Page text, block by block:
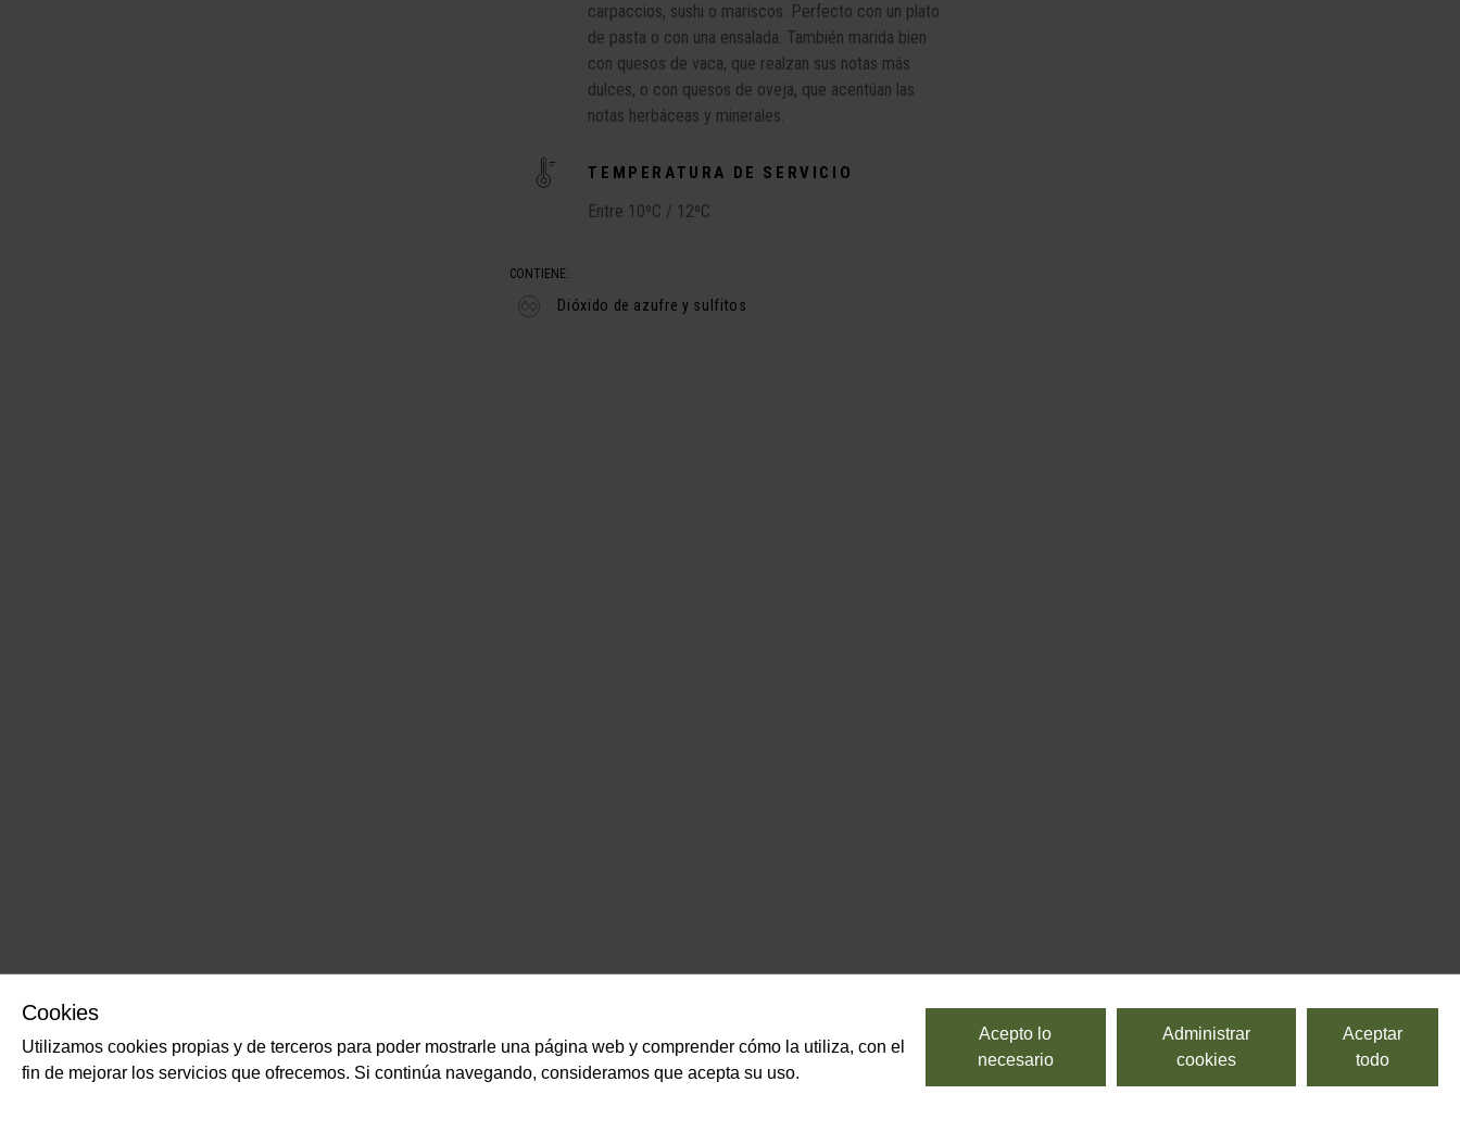
carpaccios, sushi o mariscos. Perfecto con un plato
de pasta o con una ensalada. También marida bien
con quesos de vaca, que realzan sus notas más
dulces, o con quesos de oveja, que acentúan las
notas herbáceas y minerales.
TEMPERATURA DE SERVICIO
Entre 10ºC / 12ºC
CONTIENE:
Dióxido de azufre y sulfitos
Cookies
Utilizamos cookies propias y de terceros para poder mostrarle una página web y comprender cómo la utiliza, con el
fin de mejorar los servicios que ofrecemos. Si continúa navegando, consideramos que acepta su uso.
Acepto lo
necesario
Administrar
cookies
Aceptar
todo